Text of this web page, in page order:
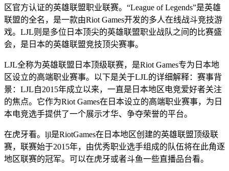
区官方认证的英雄联盟职业联赛。“League of Legends”是英雄
联盟的全名，是一款由Riot Games开发的多人在线战斗竞技游
戏。LJL则是多位日本顶尖的英雄联盟职业战队之间的比赛盛
会，是日本的英雄联盟竞技顶尖赛事。
LJL全称为英雄联盟日本顶级联赛，是Riot Games专为日本地
区设立的高端职业赛事。以下是关于LJL的详细解释：赛事背
景：LJL自2015年成立以来，一直是日本地区电竞爱好者关注
的焦点。它作为Riot Games在日本设立的高端职业赛事，为日
本电竞选手提供了一个展示才华、争夺荣誉的平台。
在虎牙看。ljl是RiotGames在日本地区创建的英雄联盟顶级联
赛，联赛始于2015年，由优秀职业选手组成的队伍将在此角逐
地区联赛的冠军。可以在虎牙或者斗鱼一些直播品台看。